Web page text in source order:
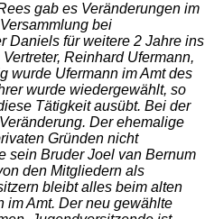
gab es Veränderungen im
bei
Daniels für weitere 2 Jahre ins
Reinhard Ufermann,
wurde Ufermann im Amt des
wurde wiedergewählt, so
Tätigkeit ausübt. Bei der
Der ehemalige
Gründen nicht
sein Bruder Joel van Bernum
den Mitgliedern als
bleibt alles beim alten
im Amt. Der neu gewählte